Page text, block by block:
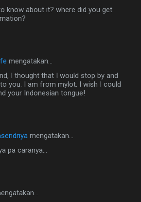
know about it? where did you get
mengatakan…
I thought that I would stop by and
you. I am from mylot. I wish I could
your Indonesian tongue!
mengatakan…
pa caranya...